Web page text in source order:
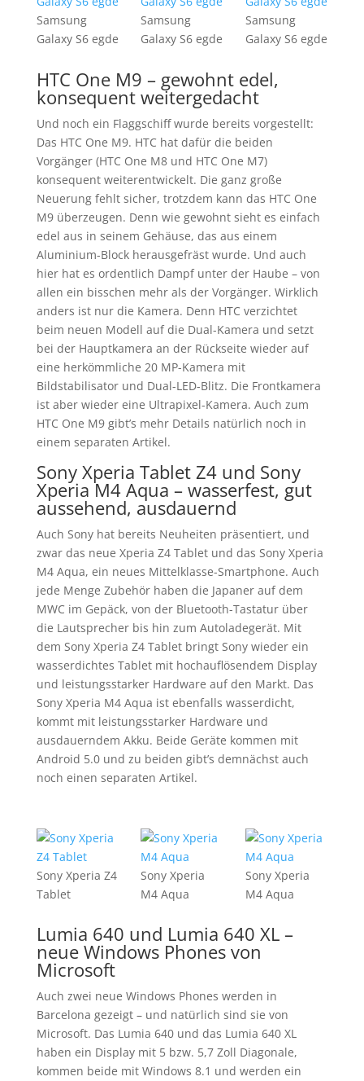
Samsung
Galaxy S6 egde
Samsung
Galaxy S6 egde
Samsung
Galaxy S6 egde
HTC One M9 – gewohnt edel,
konsequent weitergedacht
Und noch ein Flaggschiff wurde bereits vorgestellt:
Das HTC One M9. HTC hat dafür die beiden
Vorgänger (HTC One M8 und HTC One M7)
konsequent weiterentwickelt. Die ganz große
Neuerung fehlt sicher, trotzdem kann das HTC One
M9 überzeugen. Denn wie gewohnt sieht es einfach
edel aus in seinem Gehäuse, das aus einem
Aluminium-Block herausgefräst wurde. Und auch
hier hat es ordentlich Dampf unter der Haube – von
allen ein bisschen mehr als der Vorgänger. Wirklich
anders ist nur die Kamera. Denn HTC verzichtet
beim neuen Modell auf die Dual-Kamera und setzt
bei der Hauptkamera an der Rückseite wieder auf
eine herkömmliche 20 MP-Kamera mit
Bildstabilisator und Dual-LED-Blitz. Die Frontkamera
ist aber wieder eine Ultrapixel-Kamera. Auch zum
HTC One M9 gibt’s mehr Details natürlich noch in
einem separaten Artikel.
Sony Xperia Tablet Z4 und Sony
Xperia M4 Aqua – wasserfest, gut
aussehend, ausdauernd
Auch Sony hat bereits Neuheiten präsentiert, und
zwar das neue Xperia Z4 Tablet und das Sony Xperia
M4 Aqua, ein neues Mittelklasse-Smartphone. Auch
jede Menge Zubehör haben die Japaner auf dem
MWC im Gepäck, von der Bluetooth-Tastatur über
die Lautsprecher bis hin zum Autoladegerät. Mit
dem Sony Xperia Z4 Tablet bringt Sony wieder ein
wasserdichtes Tablet mit hochauflösendem Display
und leistungsstarker Hardware auf den Markt. Das
Sony Xperia M4 Aqua ist ebenfalls wasserdicht,
kommt mit leistungsstarker Hardware und
ausdauerndem Akku. Beide Geräte kommen mit
Android 5.0 und zu beiden gibt’s demnächst auch
noch einen separaten Artikel.
Sony Xperia Z4
Tablet
Sony Xperia
M4 Aqua
Sony Xperia
M4 Aqua
Lumia 640 und Lumia 640 XL –
neue Windows Phones von
Microsoft
Auch zwei neue Windows Phones werden in
Barcelona gezeigt – und natürlich sind sie von
Microsoft. Das Lumia 640 und das Lumia 640 XL
haben ein Display mit 5 bzw. 5,7 Zoll Diagonale,
kommen beide mit Windows 8.1 und werden ein